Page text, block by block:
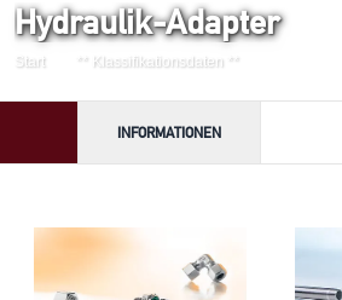
Hydraulik-Adapter
Start ** Klassifikationsdaten **
INFORMATIONEN